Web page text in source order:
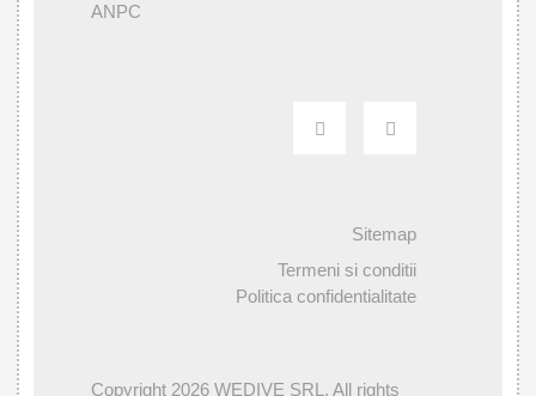
ANPC
Sitemap
Termeni si conditii
Politica confidentialitate
Copyright 2026 WEDIVE SRL. All rights